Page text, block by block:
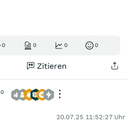
0 0 0 0
Zitieren
0
20.07.25 11:52:27 Uhr